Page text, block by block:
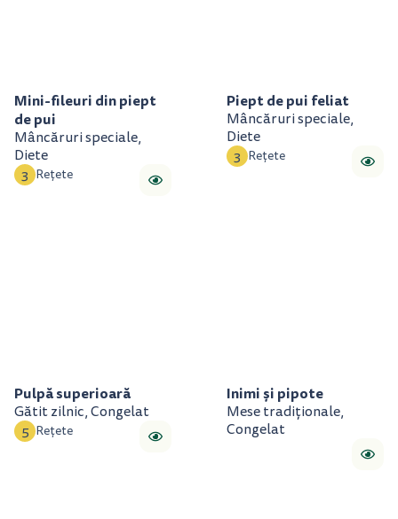
Mini-fileuri din piept
de pui
Mâncăruri speciale,
Diete
3 Rețete
Piept de pui feliat
Mâncăruri speciale,
Diete
3 Rețete
Pulpă superioară
Gătit zilnic, Congelat
5 Rețete
Inimi și pipote
Mese tradiționale,
Congelat